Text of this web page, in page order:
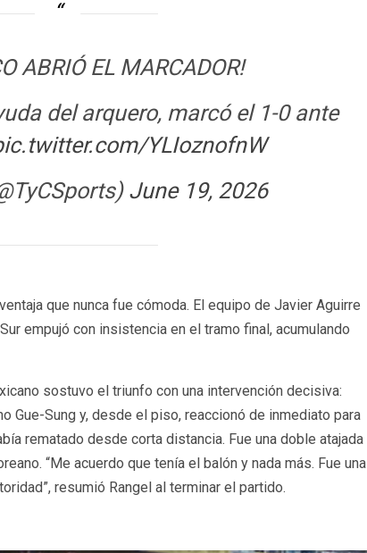
ABRIÓ EL MARCADOR!
del arquero, marcó el 1-0 ante
YLIoznofnW
June 19, 2026
que nunca fue cómoda. El equipo de Javier Aguirre
empujó con insistencia en el tramo final, acumulando
sostuvo el triunfo con una intervención decisiva:
Gue-Sung y, desde el piso, reaccionó de inmediato para
rematado desde corta distancia. Fue una doble atajada
“Me acuerdo que tenía el balón y nada más. Fue una
resumió Rangel al terminar el partido.